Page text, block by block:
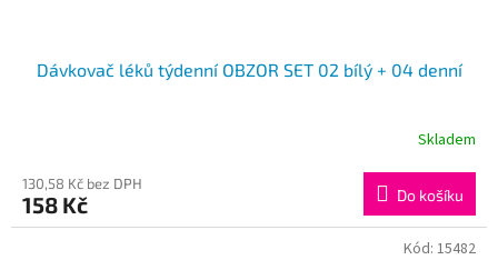
Dávkovač léků týdenní OBZOR SET 02 bílý + 04 denní
Skladem
130,58 Kč bez DPH
158 Kč Do košíku
Kód: 15482